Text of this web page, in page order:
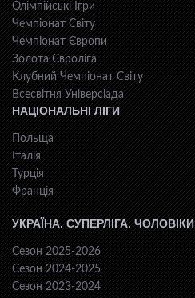
Олімпійські Ігри
Чемпіонат Світу
Чемпіонат Європи
Золота Євроліга
Клубний Чемпіонат Світу
Всесвiтня Унiверсiaда
НАЦІОНАЛЬНІ ЛІГИ
Польща
Італія
Турція
Франція
УКРАЇНА. СУПЕРЛІГА. ЧОЛОВІКИ
Сезон 2025-2026
Сезон 2024-2025
Сезон 2023-2024